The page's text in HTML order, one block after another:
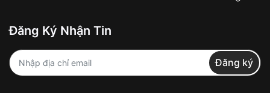
Từ khóa SEO:
Đăng Ký Nhận Tin
Đăng ký